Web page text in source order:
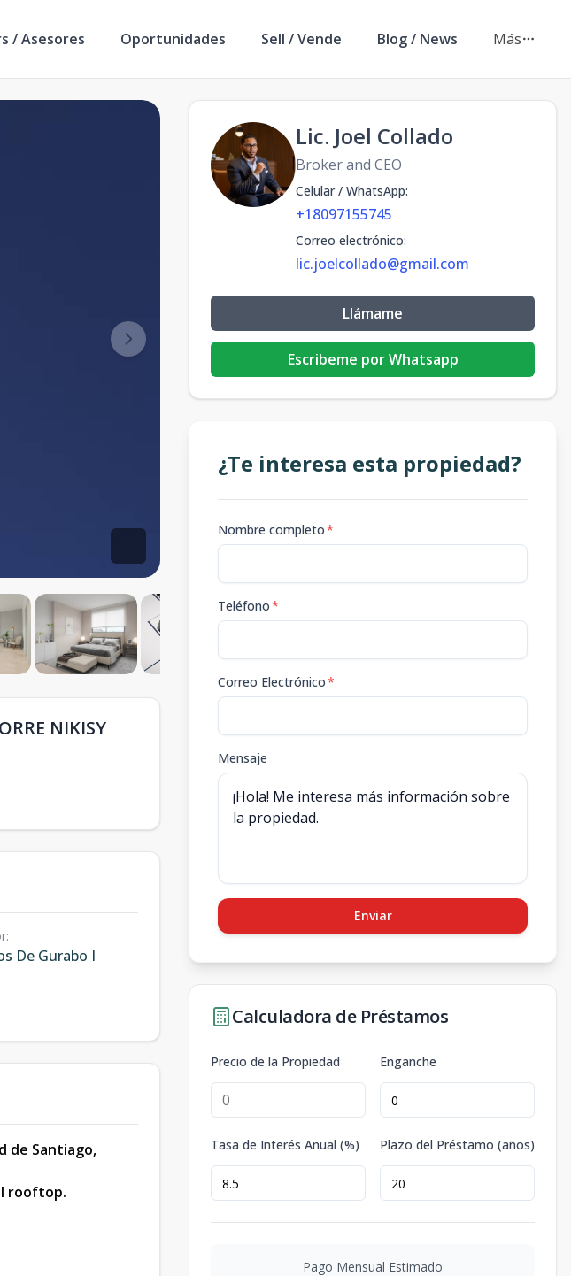
/ Asesores Oportunidades Sell / Vende Blog / News Más
NIKISY
:
De Gurabo I
de Santiago,
rooftop.
Lic. Joel Collado
Broker and CEO
Celular / WhatsApp:
+18097155745
Correo electrónico:
lic.joelcollado@gmail.com
Llámame
Escribeme por Whatsapp
¿Te interesa esta propiedad?
Nombre completo*
Teléfono*
Correo Electrónico*
Mensaje
Enviar
Calculadora de Préstamos
Precio de la Propiedad Enganche
Tasa de Interés Anual (%) Plazo del Préstamo (años)
Pago Mensual Estimado